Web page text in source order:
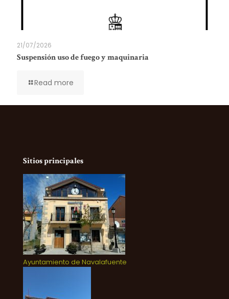
21/07/2026
Suspensión uso de fuego y maquinaria
Read more
Sitios principales
Ayuntamiento de Navalafuente